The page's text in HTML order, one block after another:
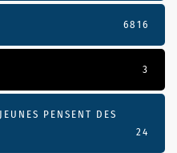
6816
3
PENSENT DES
24